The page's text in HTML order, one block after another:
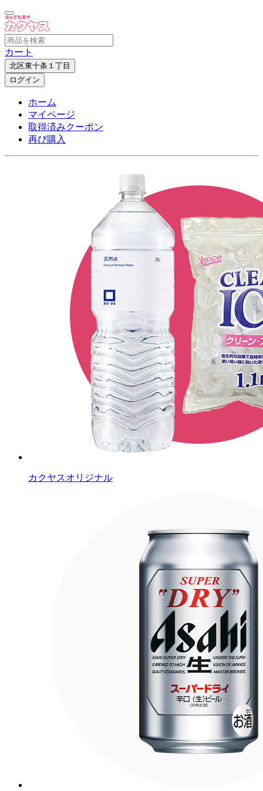
カート
北区東十条１丁目
ログイン
ホーム
マイページ
取得済みクーポン
再び購入
カクヤスオリジナル